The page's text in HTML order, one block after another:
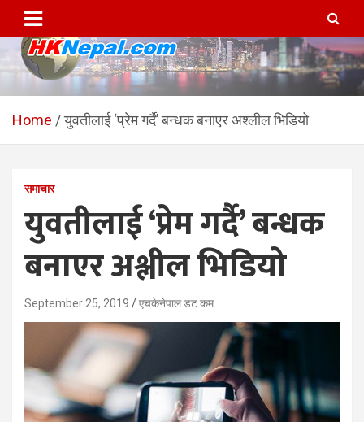
content
HKNepal.com – हङकङबाट
सञ्चालित पहिलो नेपाली अनलाईन
hknepal, hknepal.com, hk nepal, hk nepal com
Home युवतीलाई ‘प्रेम गर्दै’ बन्धक बनाएर अश्लील भिडियो
समाचार
युवतीलाई ‘प्रेम गर्दै’ बन्धक
बनाएर अश्लील भिडियो
September 25, 2019 एचकेनेपाल डट कम